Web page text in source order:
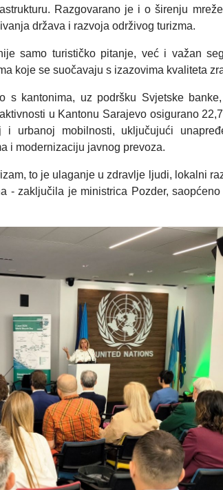
Razgovarano je i o širenju
država i razvoja održivog turizma.
samo turističko pitanje, već i važan
koje se suočavaju s izazovima kvaliteta
s kantonima, uz podršku Svjetske
u Kantonu Sarajevo osigurano
urbanoj mobilnosti, uključujući
i modernizaciju javnog prevoza.
to je ulaganje u zdravlje ljudi, lokalni
- zaključila je ministrica Pozder,